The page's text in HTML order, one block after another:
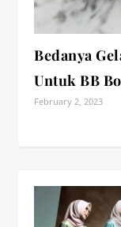
Bedanya
Untuk BB
February 2, 2023